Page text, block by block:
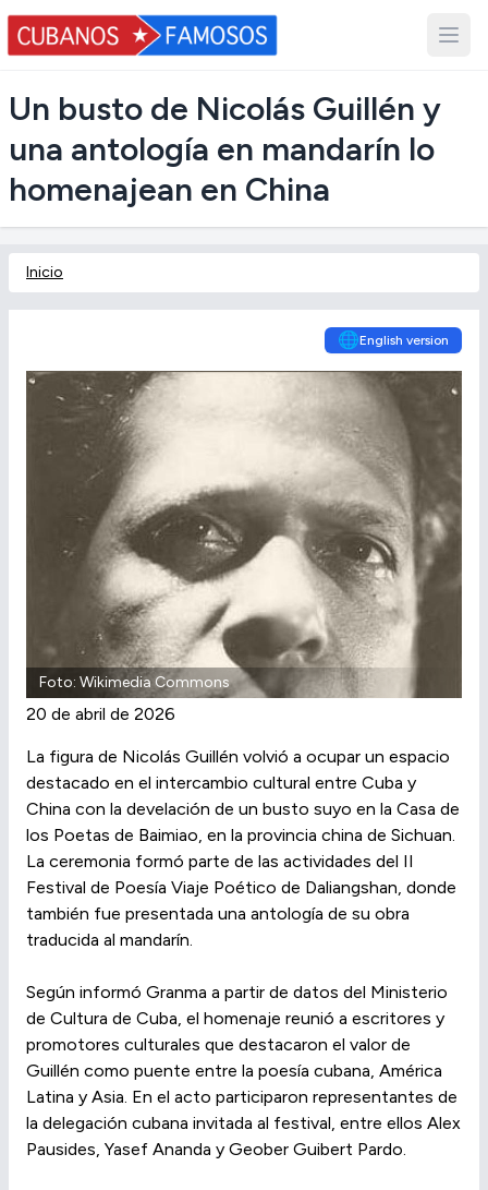
Un busto de Nicolás Guillén y
una antología en mandarín lo
homenajean en China
Inicio
🌐English version
Foto: Wikimedia Commons
20 de abril de 2026
La figura de Nicolás Guillén volvió a ocupar un espacio
destacado en el intercambio cultural entre Cuba y
China con la develación de un busto suyo en la Casa de
los Poetas de Baimiao, en la provincia china de Sichuan.
La ceremonia formó parte de las actividades del II
Festival de Poesía Viaje Poético de Daliangshan, donde
también fue presentada una antología de su obra
traducida al mandarín.
Según informó Granma a partir de datos del Ministerio
de Cultura de Cuba, el homenaje reunió a escritores y
promotores culturales que destacaron el valor de
Guillén como puente entre la poesía cubana, América
Latina y Asia. En el acto participaron representantes de
la delegación cubana invitada al festival, entre ellos Alex
Pausides, Yasef Ananda y Geober Guibert Pardo.